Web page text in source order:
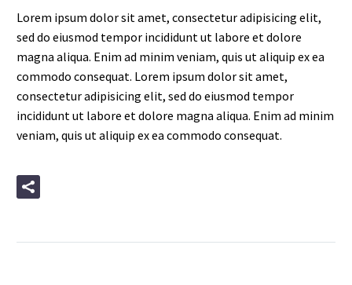
Lorem ipsum dolor sit amet, consectetur adipisicing elit,
sed do eiusmod tempor incididunt ut labore et dolore
magna aliqua. Enim ad minim veniam, quis ut aliquip ex ea
commodo consequat. Lorem ipsum dolor sit amet,
consectetur adipisicing elit, sed do eiusmod tempor
incididunt ut labore et dolore magna aliqua. Enim ad minim
veniam, quis ut aliquip ex ea commodo consequat.